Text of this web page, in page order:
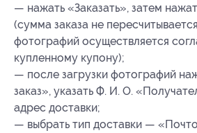
— нажать «Заказать», затем
(сумма заказа не
фотографий осуществляется
купленному купону);
— после загрузки фотографий
заказ», указать Ф. И. О.
адрес доставки;
— выбрать тип доставки —